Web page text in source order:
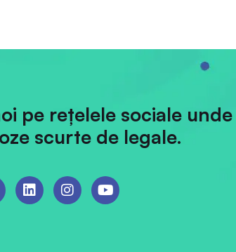
pe rețelele sociale unde
scurte de legale.